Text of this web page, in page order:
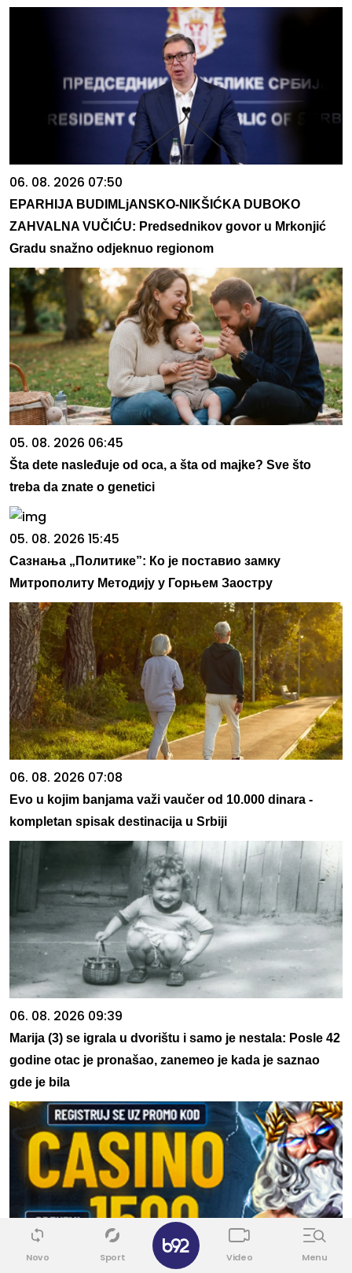
06. 08. 2026 07:50
EPARHIJA BUDIMLjANSKO-NIKŠIĆKA DUBOKO
ZAHVALNA VUČIĆU: Predsednikov govor u Mrkonjić
Gradu snažno odjeknuo regionom
05. 08. 2026 06:45
Šta dete nasleđuje od oca, a šta od majke? Sve što
treba da znate o genetici
05. 08. 2026 15:45
Сазнања „Политике”: Ко је поставио замку
Митрополиту Методију у Горњем Заостру
06. 08. 2026 07:08
Evo u kojim banjama važi vaučer od 10.000 dinara -
kompletan spisak destinacija u Srbiji
06. 08. 2026 09:39
Marija (3) se igrala u dvorištu i samo je nestala: Posle 42
godine otac je pronašao, zanemeo je kada je saznao
gde je bila
Novo Sport Video Menu
✕